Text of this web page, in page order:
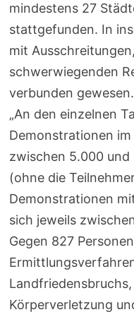
mindestens 27
stattgefunden. In
mit
schwerwiegenden
verbunden gewesen.
„An den einzelnen
Demonstrationen
zwischen 5.000 und
(ohne die
Demonstrationen
sich jeweils
Gegen 827
Körperverletzung